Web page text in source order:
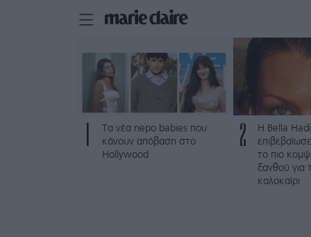
Τα νέα nepo babies που
κάνουν απόβαση στο
Hollywood
2
Η Bella
το πιο
ξανθού για
καλοκαίρι